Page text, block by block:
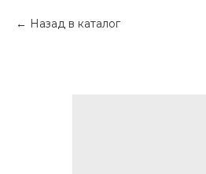
Назад в каталог